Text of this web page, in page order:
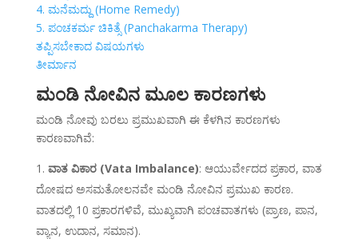
4. ಮನೆಮದ್ದು (Home Remedy)
5. ಪಂಚಕರ್ಮ ಚಿಕಿತ್ಸೆ (Panchakarma Therapy)
ತಪ್ಪಿಸಬೇಕಾದ ವಿಷಯಗಳು
ತೀರ್ಮಾನ
ಮಂಡಿ ನೋವಿನ ಮೂಲ ಕಾರಣಗಳು
ಮಂಡಿ ನೋವು ಬರಲು ಪ್ರಮುಖವಾಗಿ ಈ ಕೆಳಗಿನ ಕಾರಣಗಳು
ಕಾರಣವಾಗಿವೆ:
ವಾತ ವಿಕಾರ (Vata Imbalance): ಆಯುರ್ವೇದದ ಪ್ರಕಾರ, ವಾತ
ದೋಷದ ಅಸಮತೋಲನವೇ ಮಂಡಿ ನೋವಿನ ಪ್ರಮುಖ ಕಾರಣ.
ವಾತದಲ್ಲಿ 10 ಪ್ರಕಾರಗಳಿವೆ, ಮುಖ್ಯವಾಗಿ ಪಂಚವಾತಗಳು (ಪ್ರಾಣ, ಪಾನ,
ವ್ಯಾನ, ಉದಾನ, ಸಮಾನ).